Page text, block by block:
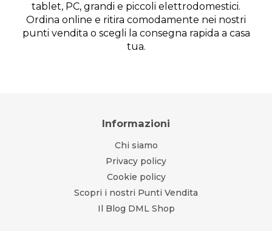
tablet, PC, grandi e piccoli elettrodomestici.
Ordina online e ritira comodamente nei nostri
punti vendita o scegli la consegna rapida a casa
tua.
Informazioni
Chi siamo
Privacy policy
Cookie policy
Scopri i nostri Punti Vendita
Il Blog DML Shop